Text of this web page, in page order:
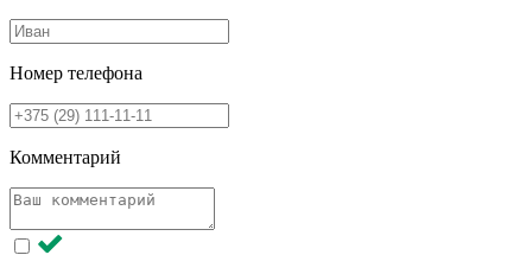
Номер телефона
Комментарий